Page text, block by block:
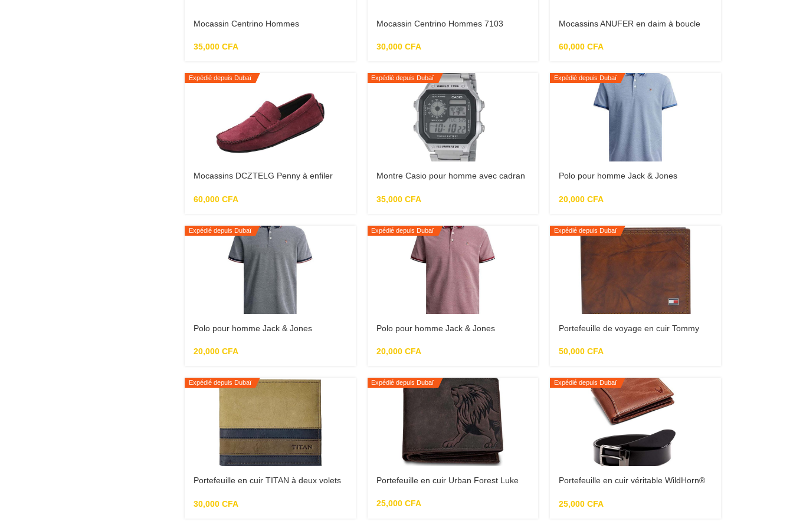
Mocassin Centrino Hommes
35,000 CFA
Mocassin Centrino Hommes 7103
30,000 CFA
Mocassins ANUFER en daim à boucle
60,000CFA
Expédié depuis Dubaï
Mocassins DCZTELG Penny à enfiler
60,000 CFA
Expédié depuis Dubaï
Montre Casio pour homme avec cadran
inoxydable
35,000 CFA
Expédié depuis Dubaï
Polo pour homme Jack & Jones
20,000CFA
Expédié depuis Dubaï
Polo pour homme Jack & Jones
20,000 CFA
Expédié depuis Dubaï
Polo pour homme Jack & Jones
20,000 CFA
Expédié depuis Dubaï
Portefeuille de voyage en cuir Tommy
50,000CFA
Expédié depuis Dubaï
Portefeuille en cuir TITAN à deux volets
30,000 CFA
Expédié depuis Dubaï
Portefeuille en cuir Urban Forest Luke
25,000 CFA
Expédié depuis Dubaï
Portefeuille en cuir véritable WildHorn®
homme
25,000CFA